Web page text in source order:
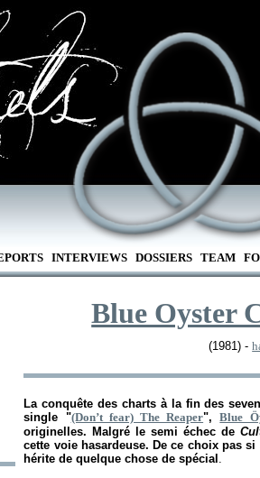
INTERVIEWS DOSSIERS TEAM
Blue Oyster
(1981) -
La conquête des charts à la fin des
single "(Don’t fear) The Reaper",Blue
originelles. Malgré le semi échec de
cette voie hasardeuse. De ce choix pas
hérite de quelque chose de spécial .